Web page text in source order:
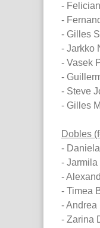
-
-
- Gilles
- Jarkko
- Vasek
-
- Steve
- Gilles
Dobles
-
- Jarmila
-
- Timea
- Andrea
- Zarina